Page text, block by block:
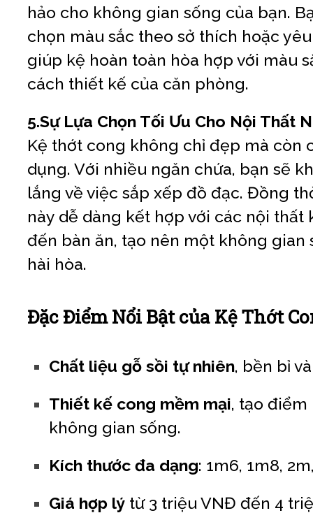
hảo cho không gian sống của bạn.
chọn màu sắc theo sở thích hoặc
giúp kệ hoàn toàn hòa hợp với màu
cách thiết kế của căn phòng.
5.Sự Lựa Chọn Tối Ưu Cho Nội Thất
Kệ thớt cong không chỉ đẹp mà còn
dụng. Với nhiều ngăn chứa, bạn sẽ
lắng về việc sắp xếp đồ đạc. Đồng
này dễ dàng kết hợp với các nội thất
đến bàn ăn, tạo nên một không gian
hài hòa.
Đặc Điểm Nổi Bật của Kệ Thớt
Chất liệu gỗ sồi tự nhiên, bền bỉ
Thiết kế cong mềm mại, tạo điểm
không gian sống.
Kích thước đa dạng: 1m6, 1m8,
Giá hợp lýtừ 3 triệu VNĐ đến 4